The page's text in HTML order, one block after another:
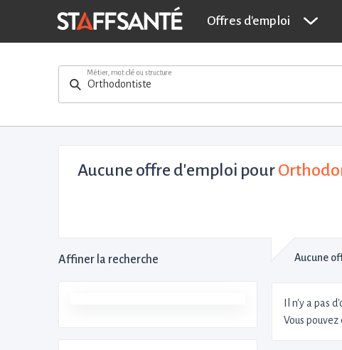
Offres d'emploi
Métier, mot clé ou structure
Aucune offre d'emploi pour
Affiner la recherche Aucune
Il n'y a pas
Vous